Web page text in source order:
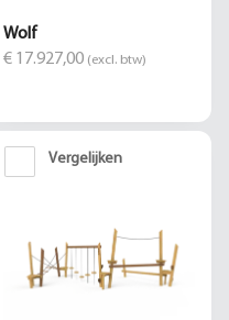
Wolf
€ 17.927,00 (excl. btw)
Vergelijken